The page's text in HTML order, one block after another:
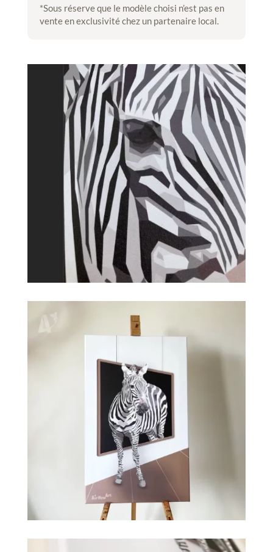
*Sous réserve que le modèle choisi n’est pas en
vente en exclusivité chez un partenaire local.